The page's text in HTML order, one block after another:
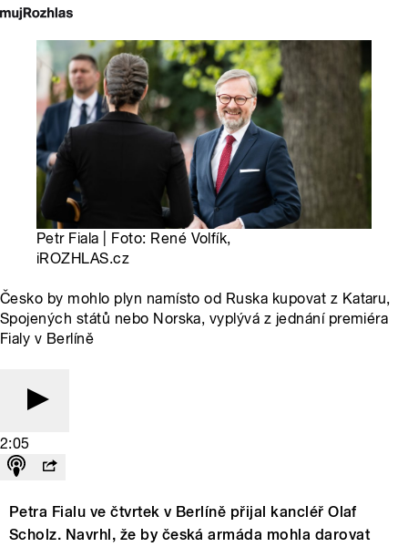
Petr Fiala | Foto: René Volfík,
iROZHLAS.cz
Česko by mohlo plyn namísto od Ruska kupovat z Kataru,
Spojených států nebo Norska, vyplývá z jednání premiéra
Fialy v Berlíně
2:05
Petra Fialu ve čtvrtek v Berlíně přijal kancléř Olaf
Scholz. Navrhl, že by česká armáda mohla darovat